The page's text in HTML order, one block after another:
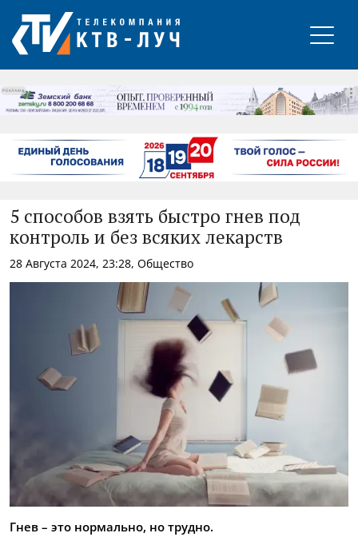
РЕКЛАМА
5 способов взять быстро гнев под
контроль и без всяких лекарств
28 Августа 2024, 23:28, Общество
Гнев – это нормально, но трудно.